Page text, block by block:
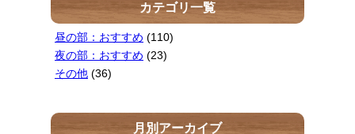
カテゴリ一覧
昼の部：おすすめ (110)
夜の部：おすすめ (23)
その他 (36)
月別アーカイブ